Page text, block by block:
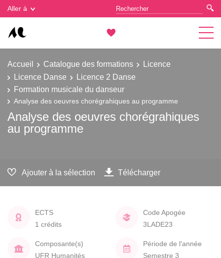
Aller à
Accueil Catalogue des formations
Licence
Licence Danse
Licence 2 Danse
Formation musicale du danseur
Analyse des oeuvres chorégrahiques au programme
Analyse des oeuvres chorégrahiques
au programme
Ajouter à la sélection Télécharger
ECTS
1 crédits
Code Apogée
3LADE23
Composante(s)
UFR Humanités
Période de l'année
Semestre 3
Gestion des cookies